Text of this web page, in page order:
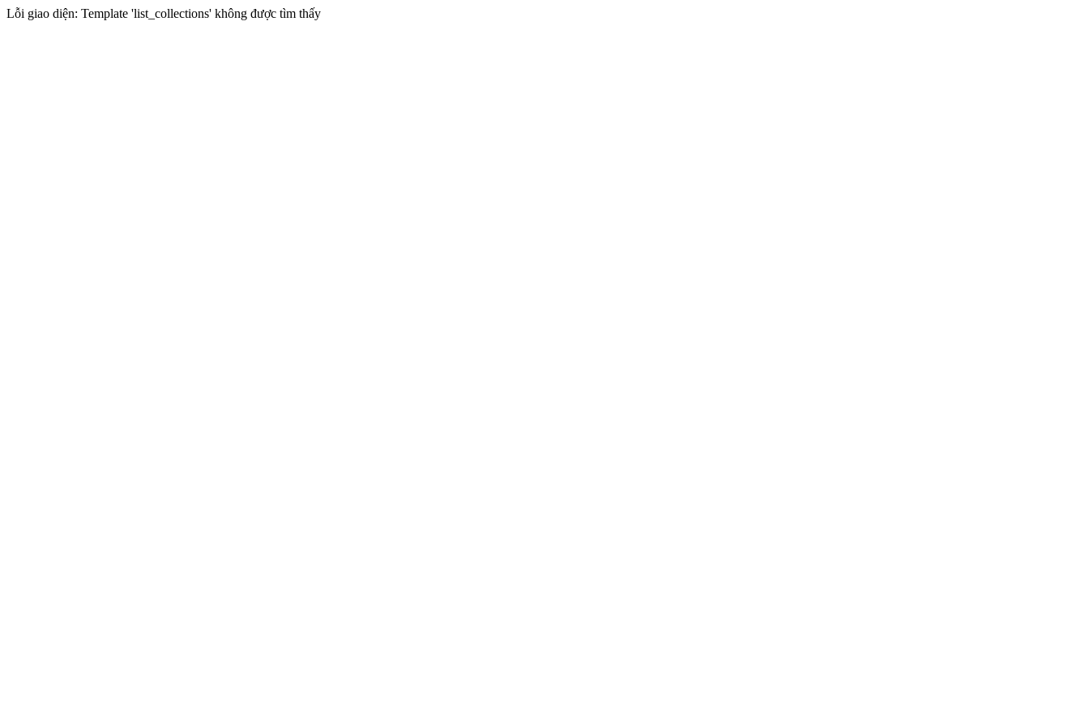
Lỗi giao diện: Template 'list_collections' không được tìm thấy